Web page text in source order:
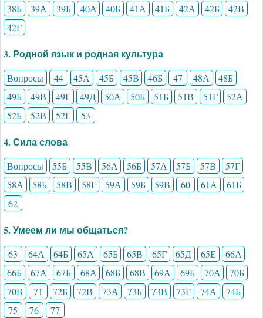
38Б
39А 39Б 40А 40Б 41А 41Б 42А 42Б
42В
42Г
3. Родной язык и родная культура
Вопросы 44 45А 45Б 45В 46Б 47 48А
48Б
49Б
49В 49Г 49Д 50А 50Б 51Б 51В 51Г
52А
52Б
52В 52Г 53
4. Сила слова
Вопросы 55Б 55В 56А 56Б 57А 57Б 57В
57Г
58А
58Б 58В 58Г 59А 59Б 59В 60 61А
61Б
62
5. Умеем ли мы общаться?
63 64А 64Б 65А 65Б 65В 65Г 65Д 65Е
66А
66Б
67А 67Б 68А 68Б 68В 69А 69Б 70А
70Б
70В
71 72Б 72В 73А 73Б 73В 73Г 74А
74Б
75
76 77